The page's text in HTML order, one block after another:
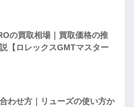
の買取相場｜買取価格の推
【ロレックスGMTマスター
わせ方｜リューズの使い方か